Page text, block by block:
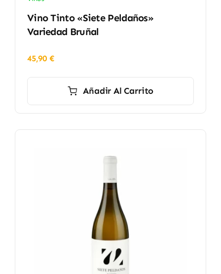
Vino Tinto «Siete Peldaños»
Variedad Bruñal
45,90 €
Añadir Al Carrito